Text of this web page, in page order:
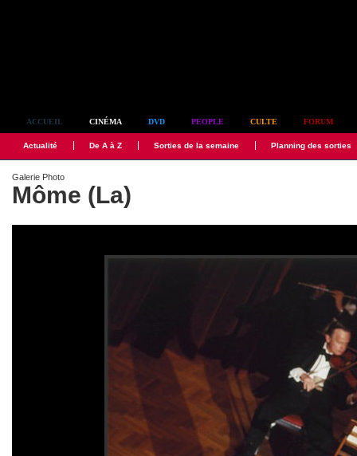
ACCUEIL CINÉMA DVD PEOPLE CULTE FORUM
Actualité De A à Z Sorties de la semaine Planning des sorties
Galerie Photo
Môme (La)